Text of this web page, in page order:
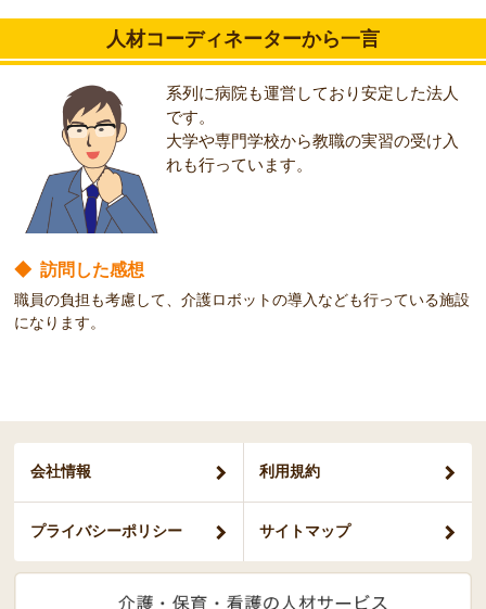
人材コーディネーターから一言
系列に病院も運営しており安定した法人
です。
大学や専門学校から教職の実習の受け入
れも行っています。
◆ 訪問した感想
職員の負担も考慮して、介護ロボットの導入なども行っている施設
になります。
会社情報 利用規約
プライバシーポリシー サイトマップ